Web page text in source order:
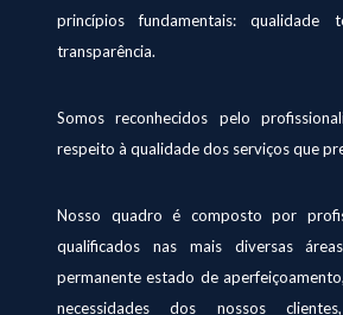
princípios fundamentais: qualidade
transparência.
Somos reconhecidos pelo
respeito à qualidade dos serviços que
Nosso quadro é composto por
qualificados nas mais diversas
permanente estado de
necessidades dos nossos